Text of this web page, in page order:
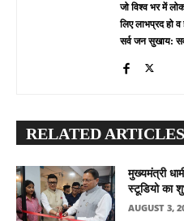
जो विश्व भर में
लिए लाभप्रद हो
सर्व जन सुखाय:
RELATED ARTICLES
मुख्यमंत्री
स्टूडियो का
AUGUST 3,